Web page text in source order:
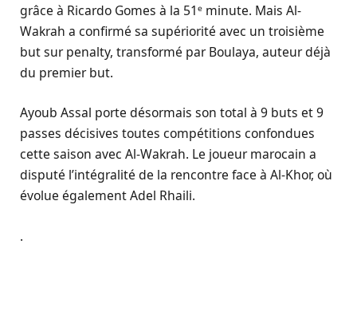
grâce à Ricardo Gomes à la 51ᵉ minute. Mais Al-
Wakrah a confirmé sa supériorité avec un troisième
but sur penalty, transformé par Boulaya, auteur déjà
du premier but.
Ayoub Assal porte désormais son total à 9 buts et 9
passes décisives toutes compétitions confondues
cette saison avec Al-Wakrah. Le joueur marocain a
disputé l’intégralité de la rencontre face à Al-Khor, où
évolue également Adel Rhaili.
.